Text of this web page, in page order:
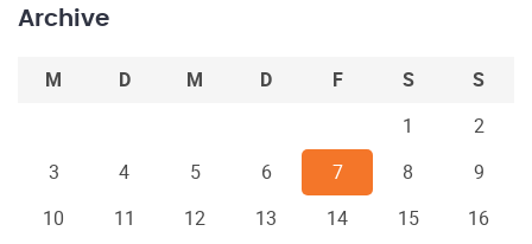
Archive
M D M D F S
S
1
2
3
4 5 6 7 8
9
10
11 12 13 14 15
16